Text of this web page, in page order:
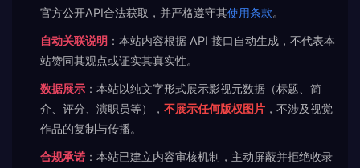
官方公开API合法获取，并严格遵守其使用条款。
自动关联说明 ：本站内容根据 API 接口自动生成，不代表本
站赞同其观点或证实其真实性。
数据展示 ：本站以纯文字形式展示影视元数据（标题、简
介、评分、演职员等）， 不展示任何版权图片 ，不涉及视觉
作品的复制与传播。
合规承诺 ：本站已建立内容审核机制，主动屏蔽并拒绝收录